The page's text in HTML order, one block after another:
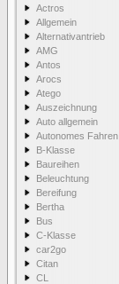
Actros
Allgemein
Alternativantrieb
AMG
Antos
Arocs
Atego
Auszeichnung
Auto allgemein
Autonomes Fahren
B-Klasse
Baureihen
Beleuchtung
Bereifung
Bertha
Bus
C-Klasse
car2go
Citan
CL